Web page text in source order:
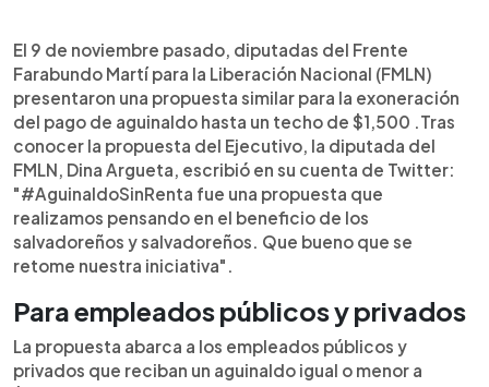
El 9 de noviembre pasado, diputadas del Frente
Farabundo Martí para la Liberación Nacional (FMLN)
presentaron una propuesta similar para la exoneración
del pago de aguinaldo hasta un techo de $1,500 .Tras
conocer la propuesta del Ejecutivo, la diputada del
FMLN, Dina Argueta, escribió en su cuenta de Twitter:
"#AguinaldoSinRenta fue una propuesta que
realizamos pensando en el beneficio de los
salvadoreños y salvadoreños. Que bueno que se
retome nuestra iniciativa".
Para empleados públicos y privados
La propuesta abarca a los empleados públicos y
privados que reciban un aguinaldo igual o menor a